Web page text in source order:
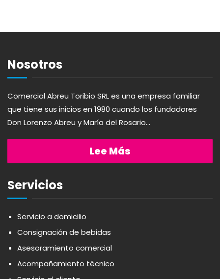
LAVANDERÍA
PANADERÍA
PASTAS
AMBAR
APOTHIC
AQUA
Nosotros
Comercial Abreu Toribio SRL es una empresa familiar
que tiene sus inicios en 1980 cuando los fundadores
Don Lorenzo Abreu y María del Rosario...
Lee Más
Servicios
Servicio a domicilio
Consignación de bebidas
Asesoramiento comercial
Acompañamiento técnico